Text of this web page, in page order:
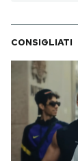
CONSIGLIATI